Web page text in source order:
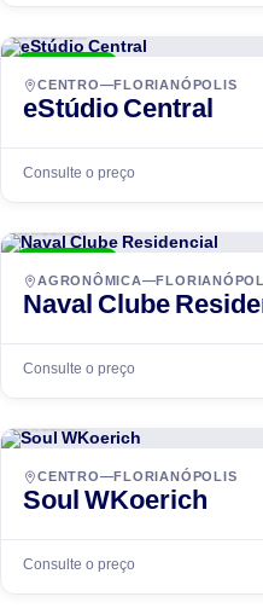
CENTRO—FLORIANÓPOLIS
eStúdio Central
Consulte o preço
Naval Clube
Consulte o preço
CENTRO—FLORIANÓPOLIS
Soul WKoerich
Consulte o preço